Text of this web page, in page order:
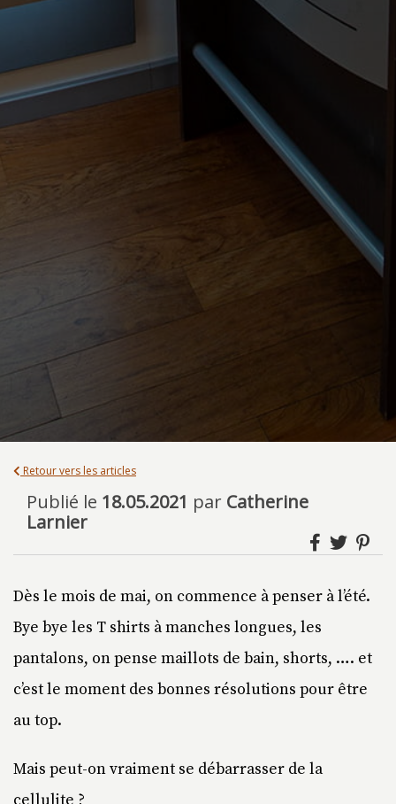
Retour vers les articles
Publié le 18.05.2021 par Catherine
Larnier
Dès le mois de mai, on commence à penser à l’été.
Bye bye les T shirts à manches longues, les
pantalons, on pense maillots de bain, shorts, …. et
c’est le moment des bonnes résolutions pour être
au top.
Mais peut-on vraiment se débarrasser de la